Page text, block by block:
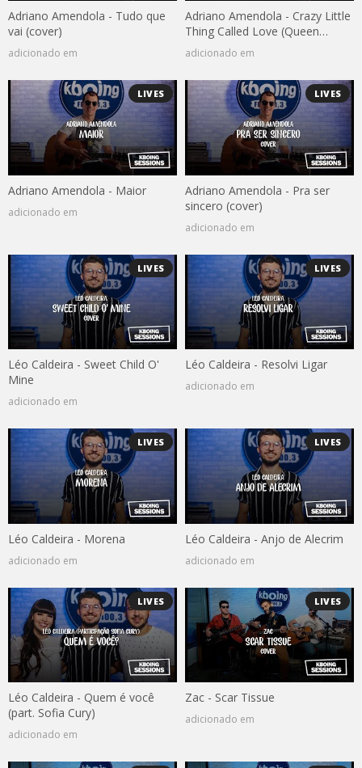
Adriano Amendola - Tudo que
vai (cover)
adicionado em
Adriano Amendola - Crazy Little
Thing Called Love (Queen
cover)
adicionado em
LIVES
Adriano Amendola - Maior
adicionado em
LIVES
Adriano Amendola - Pra ser
sincero (cover)
adicionado em
LIVES
Léo Caldeira - Sweet Child O'
Mine
adicionado em
LIVES
Léo Caldeira - Resolvi Ligar
adicionado em
LIVES
Léo Caldeira - Morena
adicionado em
LIVES
Léo Caldeira - Anjo de Alecrim
adicionado em
LIVES
Léo Caldeira - Quem é você
(part. Sofia Cury)
adicionado em
LIVES
Zac - Scar Tissue
adicionado em